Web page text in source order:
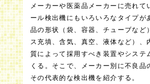
メーカーや医薬品メーカーに売れて
ール検出機にもいろいろなタイプが
品の形状（袋、容器、チューブなど
ス充填、含気、真空、液体など）、
質によって採用すべき装置やシステ
くる。そこで、メーカー別に不良品
その代表的な検出機を紹介する。